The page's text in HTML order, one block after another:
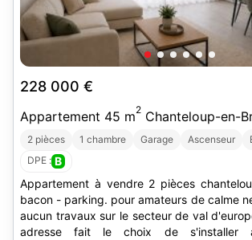
228 000 €
Appartement 45 m2 Chanteloup-en-
2 pièces 1 chambre Garage Ascenseur
DPE : B
Appartement à vendre 2 pièces
bacon - parking. pour amateurs de calme
aucun travaux sur le secteur de val d'europe. votre
adresse fait le choix de s'installer